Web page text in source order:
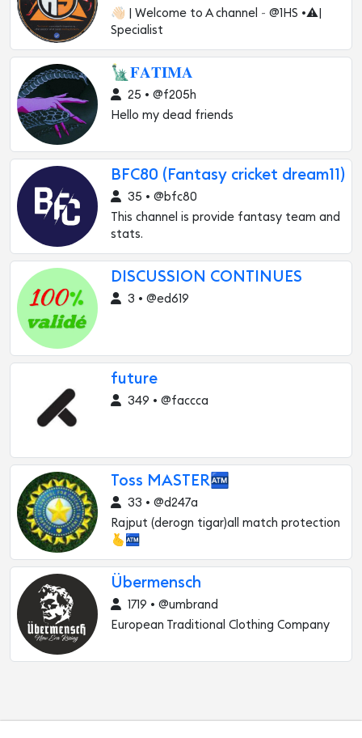
👋🏻 | Welcome to A channel ~ @1HS •⚠️|
Specialist
🗽𝐅𝐀𝐓𝐈𝐌𝐀
25 • @f205h
Hello my dead friends
BFC80 (Fantasy cricket dream11)
35 • @bfc80
This channel is provide fantasy team and
stats.
DISCUSSION CONTINUES
3 • @ed619
future
349 • @faccca
Toss MASTER🏧
33 • @d247a
Rajput (derogn tigar)all match protection
🫰🏧
Übermensch
1719 • @umbrand
European Traditional Clothing Company